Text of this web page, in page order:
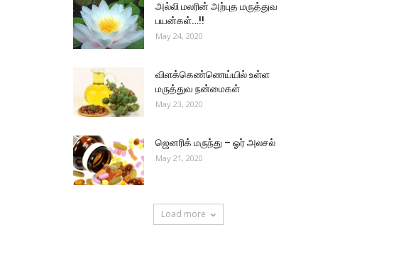
அல்லி மலரின் அற்புத மருத்துவ
பயன்கள்…!!
May 24, 2020
விளக்கெண்ணெய்யில் உள்ள
மருத்துவ நன்மைகள்
May 23, 2020
ஜெனரிக் மருந்து – ஓர் அலசல்
May 21, 2020
Load more